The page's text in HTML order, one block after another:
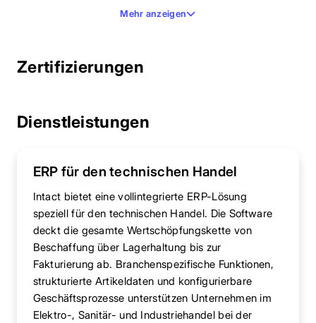
Mehr anzeigen
Zertifizierungen
Dienstleistungen
ERP für den technischen Handel
Intact bietet eine vollintegrierte ERP-Lösung
speziell für den technischen Handel. Die Software
deckt die gesamte Wertschöpfungskette von
Beschaffung über Lagerhaltung bis zur
Fakturierung ab. Branchenspezifische Funktionen,
strukturierte Artikeldaten und konfigurierbare
Geschäftsprozesse unterstützen Unternehmen im
Elektro-, Sanitär- und Industriehandel bei der